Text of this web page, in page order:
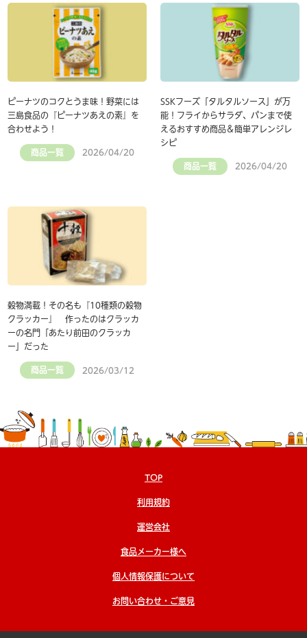
ピーナツのコクとうま味！野菜には
三島食品の『ピーナツあえの素』を
合わせよう！
商品一覧 2026/04/20
SSKフーズ「タルタルソース」が万
能！フライからサラダ、パンまで使
えるおすすめ商品＆簡単アレンジレ
シピ
商品一覧 2026/04/20
穀物満載！その名も『10種類の穀物
クラッカー』 作ったのはクラッカ
ーの名門「あたり前田のクラッカ
ー」だった
商品一覧 2026/03/12
TOP
利用規約
運営会社
食品メーカー様へ
個人情報保護について
お問い合わせ・ご意見